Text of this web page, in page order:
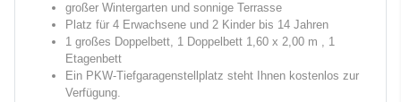
großer Wintergarten und sonnige Terrasse
Platz für 4 Erwachsene und 2 Kinder bis 14 Jahren
1 großes Doppelbett, 1 Doppelbett 1,60 x 2,00 m , 1
Etagenbett
Ein PKW-Tiefgaragenstellplatz steht Ihnen kostenlos zur
Verfügung.